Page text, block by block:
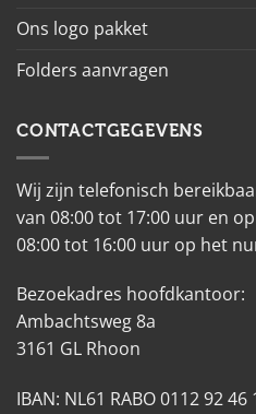
Ons logo pakket
Folders aanvragen
CONTACTGEGEVENS
Wij zijn telefonisch
van 08:00 tot 17:00 uur en
08:00 tot 16:00 uur op het
Bezoekadres hoofdkantoor:
Ambachtsweg 8a
3161 GL Rhoon
IBAN: NL61 RABO 0112 92 46